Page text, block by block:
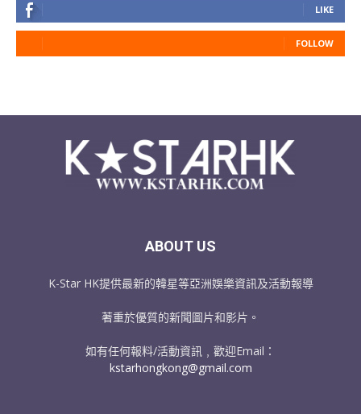
LIKE
FOLLOW
ABOUT US
K-Star HK提供最新的韓星等亞洲娛樂資訊及活動報導
著重於優質的新聞圖片和影片。
如有任何報料/活動資訊﹐歡迎Email：
kstarhongkong@gmail.com